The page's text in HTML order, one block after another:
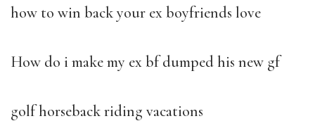
how to win back your ex boyfriends love
How do i make my ex bf dumped his new gf
golf horseback riding vacations